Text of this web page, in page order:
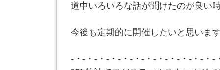
道中いろいろな話が聞けたのが良い
今後も定期的に開催したいと思いま
-・-・-・-・-・-・-・-・-・-・-・-・-